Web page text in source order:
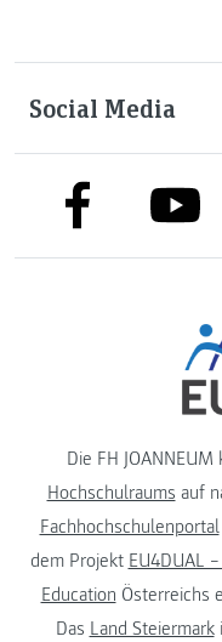
Social Media
link to facebook
Die FH
Hochschulraums auf
Fachhochschulenportal
dem Projekt EU4DUAL
Education Österreichs
Das Land Steiermark